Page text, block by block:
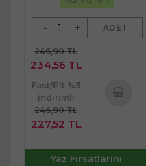
- + ADET
246,90 TL
234,56 TL
Fast/Eft %3
indirimli
246,90 TL
227,52 TL
Yaz Fırsatlarını